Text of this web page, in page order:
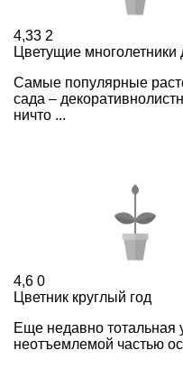
4,33 2
Цветущие многолетники
Cамые популярные
сада –
ничто ...
4,6 0
Цветник круглый год
Еще недавно тотальная
неотъемлемой частью